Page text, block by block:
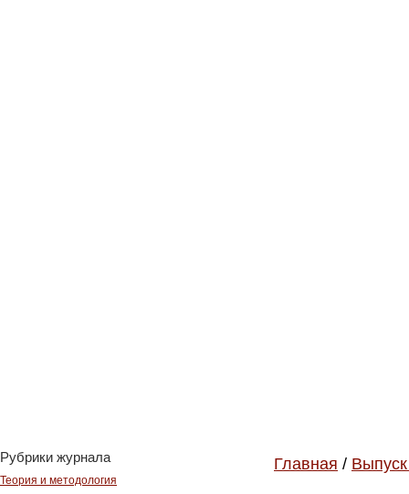
Рубрики журнала
Теория и методология
Главная /